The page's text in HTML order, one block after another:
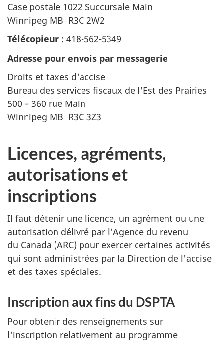
Case postale 1022 Succursale Main
Winnipeg MB R3C 2W2
Télécopieur : 418-562-5349
Adresse pour envois par messagerie
Droits et taxes d'accise
Bureau des services fiscaux de l'Est des Prairies
500 – 360 rue Main
Winnipeg MB R3C 3Z3
Licences, agréments,
autorisations et
inscriptions
Il faut détenir une licence, un agrément ou une
autorisation délivré par l'Agence du revenu
du Canada (ARC) pour exercer certaines activités
qui sont administrées par la Direction de l'accise
et des taxes spéciales.
Inscription aux fins du DSPTA
Pour obtenir des renseignements sur
l'inscription relativement au programme